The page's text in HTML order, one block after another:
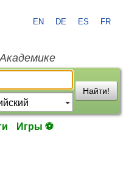
EN DE ES FR
Найти!
Игры ⚽